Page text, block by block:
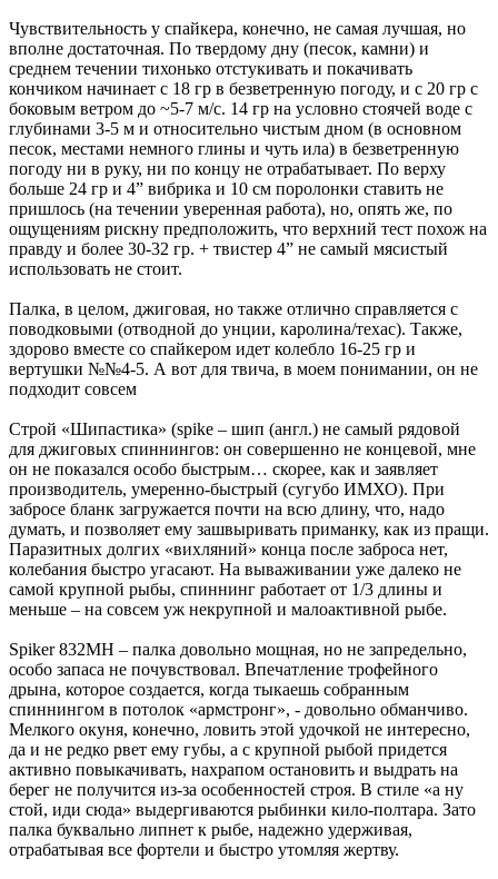
Чувствительность у спайкера, конечно, не самая лучшая, но
вполне достаточная. По твердому дну (песок, камни) и
среднем течении тихонько отстукивать и покачивать
кончиком начинает с 18 гр в безветренную погоду, и с 20 гр с
боковым ветром до ~5-7 м/с. 14 гр на условно стоячей воде с
глубинами 3-5 м и относительно чистым дном (в основном
песок, местами немного глины и чуть ила) в безветренную
погоду ни в руку, ни по концу не отрабатывает. По верху
больше 24 гр и 4” вибрика и 10 см поролонки ставить не
пришлось (на течении уверенная работа), но, опять же, по
ощущениям рискну предположить, что верхний тест похож на
правду и более 30-32 гр. + твистер 4” не самый мясистый
использовать не стоит.
Палка, в целом, джиговая, но также отлично справляется с
поводковыми (отводной до унции, каролина/техас). Также,
здорово вместе со спайкером идет колебло 16-25 гр и
вертушки №№4-5. А вот для твича, в моем понимании, он не
подходит совсем
Строй «Шипастика» (spike – шип (англ.) не самый рядовой
для джиговых спиннингов: он совершенно не концевой, мне
он не показался особо быстрым… скорее, как и заявляет
производитель, умеренно-быстрый (сугубо ИМХО). При
забросе бланк загружается почти на всю длину, что, надо
думать, и позволяет ему зашвыривать приманку, как из пращи.
Паразитных долгих «вихляний» конца после заброса нет,
колебания быстро угасают. На вываживании уже далеко не
самой крупной рыбы, спиннинг работает от 1/3 длины и
меньше – на совсем уж некрупной и малоактивной рыбе.
Spiker 832MH – палка довольно мощная, но не запредельно,
особо запаса не почувствовал. Впечатление трофейного
дрына, которое создается, когда тыкаешь собранным
спиннингом в потолок «армстронг», - довольно обманчиво.
Мелкого окуня, конечно, ловить этой удочкой не интересно,
да и не редко рвет ему губы, а с крупной рыбой придется
активно повыкачивать, нахрапом остановить и выдрать на
берег не получится из-за особенностей строя. В стиле «а ну
стой, иди сюда» выдергиваются рыбинки кило-полтара. Зато
палка буквально липнет к рыбе, надежно удерживая,
отрабатывая все фортели и быстро утомляя жертву.